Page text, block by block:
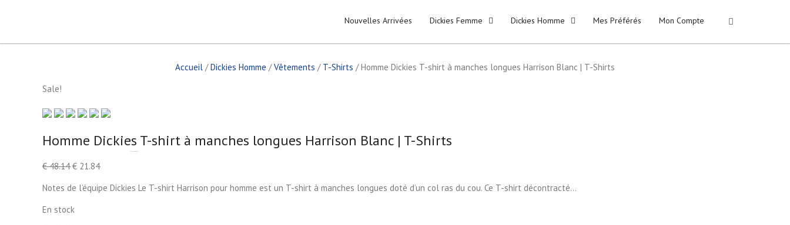
p
Nouvelles Arrivées Dickies Femme Dickies Homme Mes Préférés Mon Compte
Accueil /Dickies Homme /Vêtements / T-Shirts / Homme Dickies T-shirt à manches longues Harrison Blanc | T-Shirts
Sale!
Homme Dickies T-shirt à manches longues Harrison Blanc | T-Shirts
€48.14 € 21.84
Notes de l’équipe Dickies Le T-shirt Harrison pour homme est un T-shirt à manches longues doté d’un col ras du cou. Ce T-shirt décontracté…
En stock